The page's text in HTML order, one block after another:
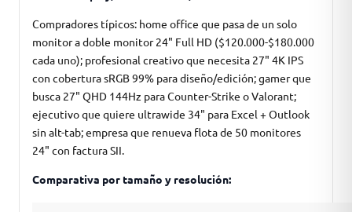
Compradores típicos: home office que pasa de un solo
monitor a doble monitor 24" Full HD ($120.000-$180.000
cada uno); profesional creativo que necesita 27" 4K IPS
con cobertura sRGB 99% para diseño/edición; gamer que
busca 27" QHD 144Hz para Counter-Strike o Valorant;
ejecutivo que quiere ultrawide 34" para Excel + Outlook
sin alt-tab; empresa que renueva flota de 50 monitores
24" con factura SII.
Comparativa por tamaño y resolución: